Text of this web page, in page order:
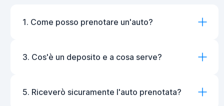
1. Come posso prenotare un'auto?
3. Cos'è un deposito e a cosa serve?
5. Riceverò sicuramente l'auto prenotata?